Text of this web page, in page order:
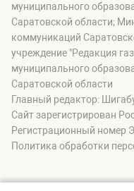
муниципального
Саратовской области;
коммуникаций
учреждение "Редакция
муниципального
Саратовской области
Главный редактор:
Сайт зарегистрирован
Регистрационный номер
Политика обработки